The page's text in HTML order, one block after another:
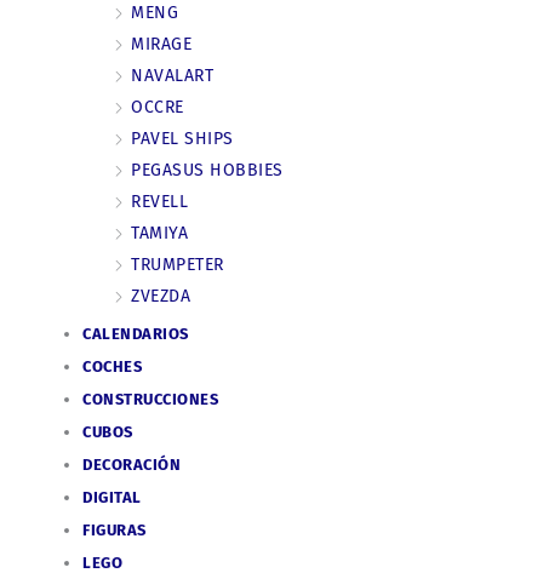
MENG
MIRAGE
NAVALART
OCCRE
PAVEL SHIPS
PEGASUS HOBBIES
REVELL
TAMIYA
TRUMPETER
ZVEZDA
CALENDARIOS
COCHES
CONSTRUCCIONES
CUBOS
DECORACIÓN
DIGITAL
FIGURAS
LEGO